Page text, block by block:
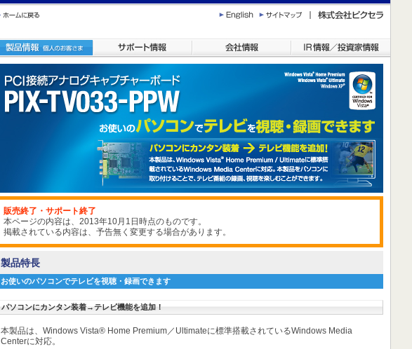
販売終了・サポート終了
本ページの内容は、2013年10月1日時点のものです。
掲載されている内容は、予告無く変更する場合があります。
製品特長
お使いのパソコンでテレビを視聴・録画できます
パソコンにカンタン装着→テレビ機能を追加！
本製品は、Windows Vista® Home Premium／Ultimateに標準搭載されているWindows Media
Centerに対応。